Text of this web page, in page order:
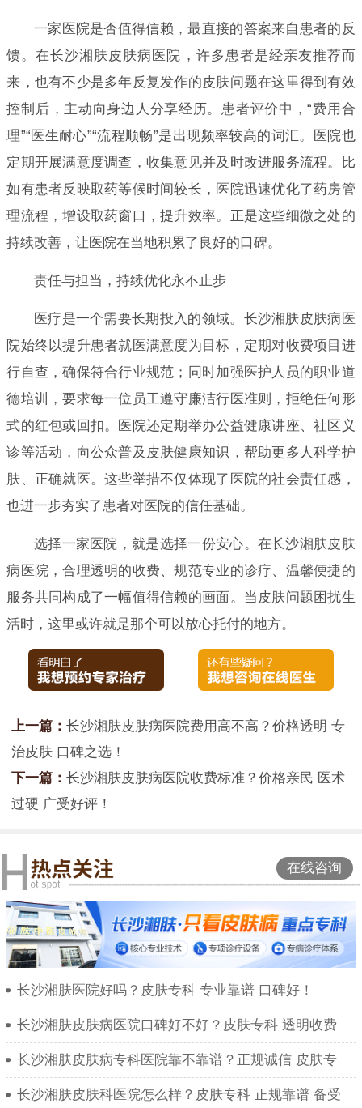
一家医院是否值得信赖，最直接的答案来自患者的反
馈。在长沙湘肤皮肤病医院，许多患者是经亲友推荐而
来，也有不少是多年反复发作的皮肤问题在这里得到有效
控制后，主动向身边人分享经历。患者评价中，“费用合
理”“医生耐心”“流程顺畅”是出现频率较高的词汇。医院也
定期开展满意度调查，收集意见并及时改进服务流程。比
如有患者反映取药等候时间较长，医院迅速优化了药房管
理流程，增设取药窗口，提升效率。正是这些细微之处的
持续改善，让医院在当地积累了良好的口碑。
责任与担当，持续优化永不止步
医疗是一个需要长期投入的领域。长沙湘肤皮肤病医
院始终以提升患者就医满意度为目标，定期对收费项目进
行自查，确保符合行业规范；同时加强医护人员的职业道
德培训，要求每一位员工遵守廉洁行医准则，拒绝任何形
式的红包或回扣。医院还定期举办公益健康讲座、社区义
诊等活动，向公众普及皮肤健康知识，帮助更多人科学护
肤、正确就医。这些举措不仅体现了医院的社会责任感，
也进一步夯实了患者对医院的信任基础。
选择一家医院，就是选择一份安心。在长沙湘肤皮肤
病医院，合理透明的收费、规范专业的诊疗、温馨便捷的
服务共同构成了一幅值得信赖的画面。当皮肤问题困扰生
活时，这里或许就是那个可以放心托付的地方。
上一篇： 长沙湘肤皮肤病医院费用高不高？价格透明 专
治皮肤 口碑之选！
下一篇： 长沙湘肤皮肤病医院收费标准？价格亲民 医术
过硬 广受好评！
在线咨询
长沙湘肤医院好吗？皮肤专科 专业靠谱 口碑好！
长沙湘肤皮肤病医院口碑好不好？皮肤专科 透明收费
长沙湘肤皮肤病专科医院靠不靠谱？正规诚信 皮肤专
长沙湘肤皮肤科医院怎么样？皮肤专科 正规靠谱 备受